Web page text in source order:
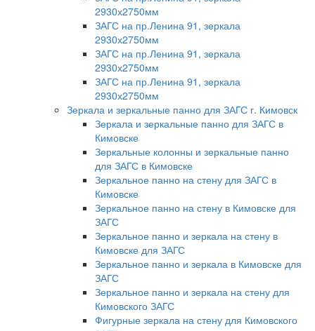
2930х2750мм
ЗАГС на пр.Ленина 91, зеркала
2930х2750мм
ЗАГС на пр.Ленина 91, зеркала
2930х2750мм
ЗАГС на пр.Ленина 91, зеркала
2930х2750мм
Зеркала и зеркальные панно для ЗАГС г. Кимовск
Зеркала и зеркальные панно для ЗАГС в
Кимовске
Зеркальные колонны и зеркальные панно
для ЗАГС в Кимовске
Зеркальное панно на стену для ЗАГС в
Кимовске
Зеркальное панно на стену в Кимовске для
ЗАГС
Зеркальное панно и зеркала на стену в
Кимовске для ЗАГС
Зеркальное панно и зеркала в Кимовске для
ЗАГС
Зеркальное панно и зеркала на стену для
Кимовского ЗАГС
Фигурные зеркала на стену для Кимовского